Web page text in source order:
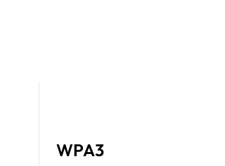
WPA3